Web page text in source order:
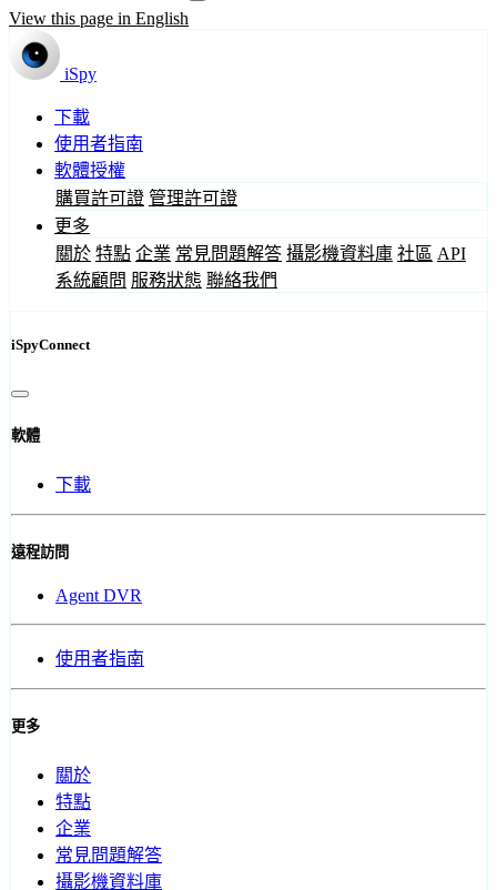
View this page in English
iSpy
下載
使用者指南
軟體授權
購買許可證 管理許可證
更多
關於 特點 企業 常見問題解答 攝影機資料庫 社區 API
系統顧問 服務狀態 聯絡我們
iSpyConnect
軟體
下載
遠程訪問
Agent DVR
使用者指南
更多
關於
特點
企業
常見問題解答
攝影機資料庫